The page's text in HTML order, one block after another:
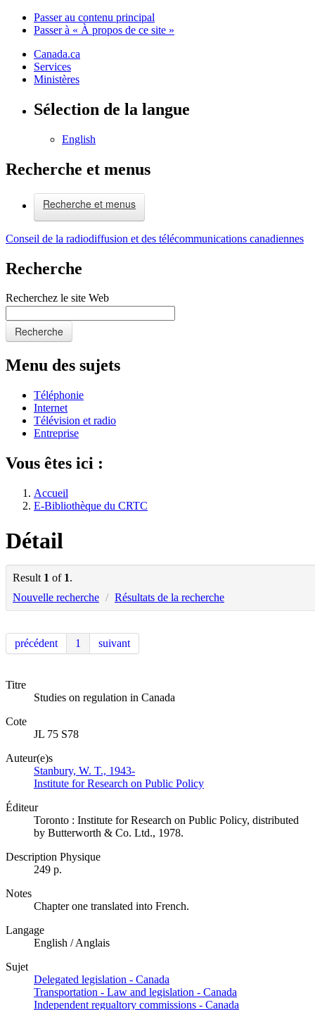
Passer au contenu principal
Passer à « À propos de ce site »
Canada.ca
Services
Ministères
Sélection de la langue
English
Recherche et menus
Recherche et menus
Conseil de la radiodiffusion et des télécommunications canadiennes
Recherche
Recherchez le site Web
Recherche
Menu des sujets
Téléphonie
Internet
Télévision et radio
Entreprise
Vous êtes ici :
Accueil
E-Bibliothèque du CRTC
Détail
Result 1 of 1.
Nouvelle recherche / Résultats de la recherche
précédent 1 suivant
Titre
Studies on regulation in Canada
Cote
JL 75 S78
Auteur(e)s
Stanbury, W. T., 1943-
Institute for Research on Public Policy
Éditeur
Toronto : Institute for Research on Public Policy, distributed
by Butterworth & Co. Ltd., 1978.
Description Physique
249 p.
Notes
Chapter one translated into French.
Langage
English / Anglais
Sujet
Delegated legislation - Canada
Transportation - Law and legislation - Canada
Independent regualtory commissions - Canada